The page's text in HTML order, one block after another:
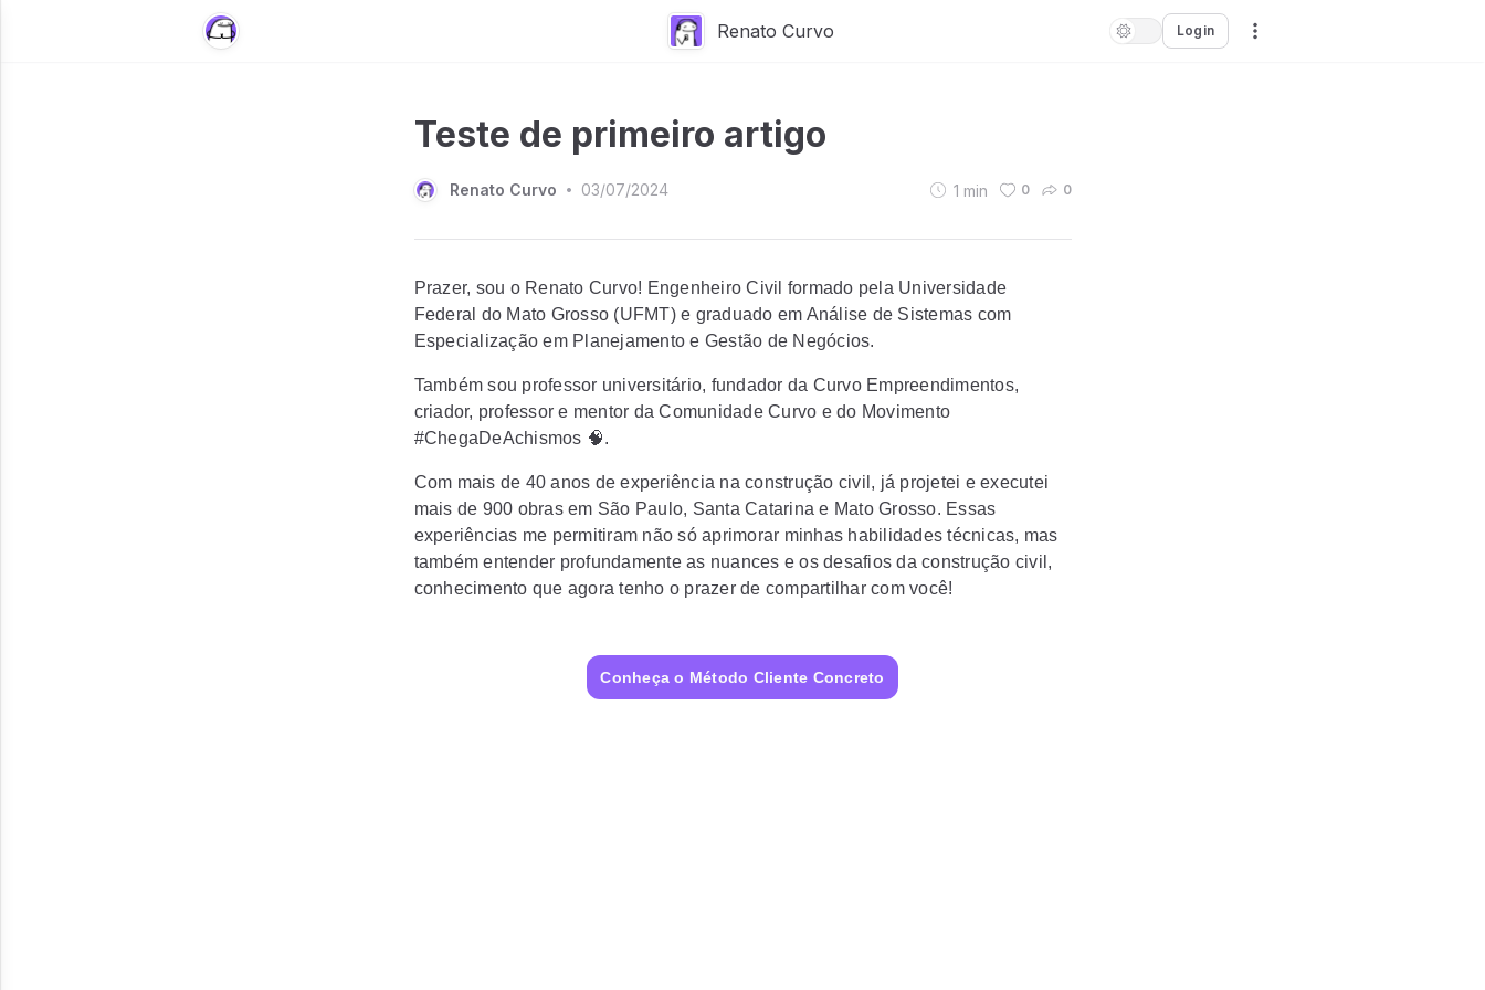
Renato Curvo Login
Teste de primeiro artigo
Renato Curvo • 03/07/2024 1 min 0 0
Prazer, sou o Renato Curvo! Engenheiro Civil formado pela Universidade
Federal do Mato Grosso (UFMT) e graduado em Análise de Sistemas com
Especialização em Planejamento e Gestão de Negócios.
Também sou professor universitário, fundador da Curvo Empreendimentos,
criador, professor e mentor da Comunidade Curvo e do Movimento
#ChegaDeAchismos 🧠.
Com mais de 40 anos de experiência na construção civil, já projetei e executei
mais de 900 obras em São Paulo, Santa Catarina e Mato Grosso. Essas
experiências me permitiram não só aprimorar minhas habilidades técnicas, mas
também entender profundamente as nuances e os desafios da construção civil,
conhecimento que agora tenho o prazer de compartilhar com você!
Conheça o Método Cliente Concreto